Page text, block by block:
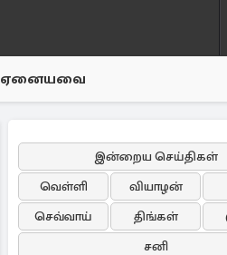
ஏனையவை
இன்றைய செய்திகள்
வெள்ளி
வியாழன்
செவ்வாய்
திங்கள்
சனி